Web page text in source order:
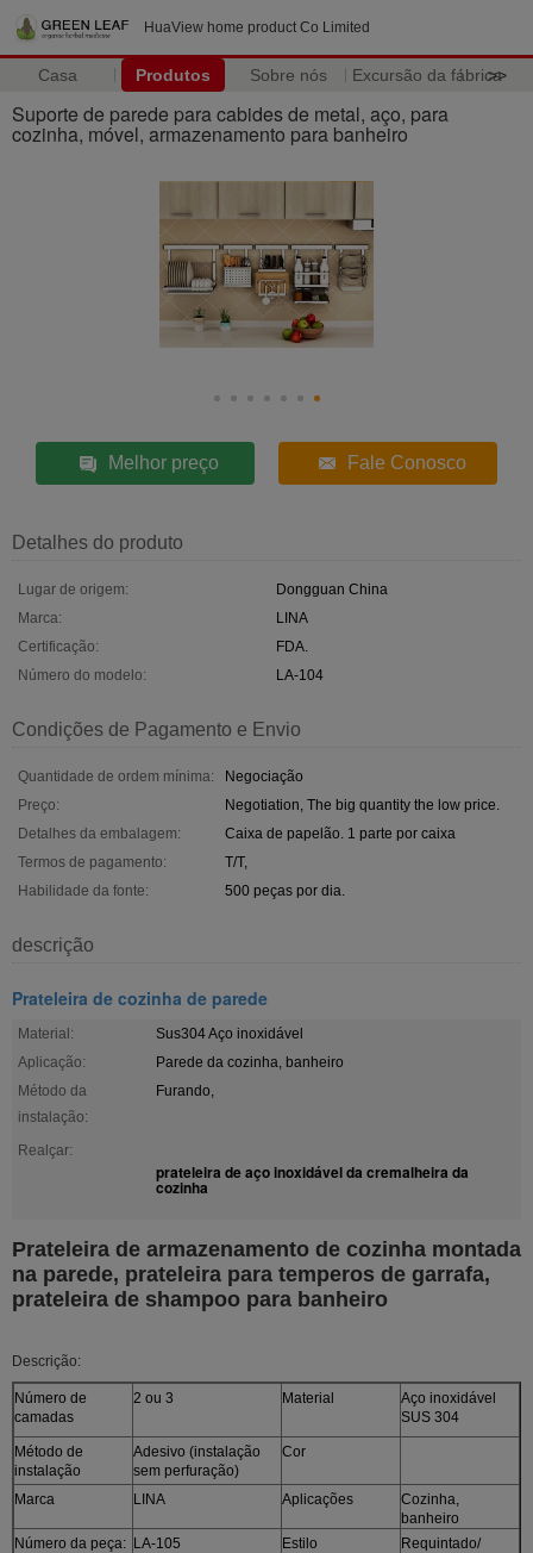
HuaView home product Co Limited
Casa Produtos Sobre nós Excursão da fábrica
>>
Suporte de parede para cabides de metal, aço, para
cozinha, móvel, armazenamento para banheiro
Melhor preço Fale Conosco
Detalhes do produto
Lugar de origem:
Dongguan China
Marca:
LINA
Certificação:
FDA.
Número do modelo:
LA-104
Condições de Pagamento e Envio
Quantidade de ordem mínima:
Negociação
Preço:
Negotiation, The big quantity the low price.
Detalhes da embalagem:
Caixa de papelão. 1 parte por caixa
Termos de pagamento:
T/T,
Habilidade da fonte:
500 peças por dia.
descrição
Prateleira de cozinha de parede
Material:
Sus304 Aço inoxidável
Aplicação:
Parede da cozinha, banheiro
Método da
instalação:
Furando,
Realçar:
prateleira de aço inoxidável da cremalheira da
cozinha
Prateleira de armazenamento de cozinha montada
na parede, prateleira para temperos de garrafa,
prateleira de shampoo para banheiro
Descrição:
Número de
camadas
2 ou 3 Material
Aço inoxidável
SUS 304
Método de
instalação
Adesivo (instalação
sem perfuração)
Cor
Marca LINA Aplicações
Cozinha,
banheiro
Número da peça: LA-105 Estilo
Requintado/